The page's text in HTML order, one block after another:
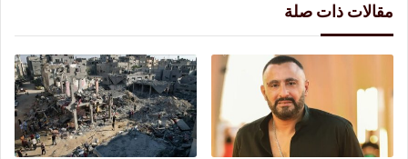
مقالات ذات صلة